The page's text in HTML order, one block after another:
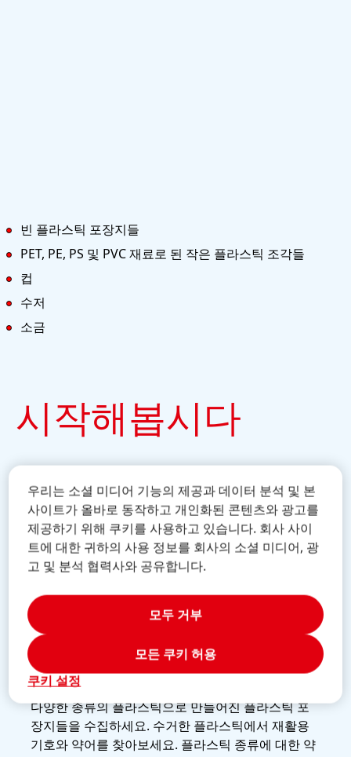
빈 플라스틱 포장지들
PET, PE, PS 및 PVC 재료로 된 작은 플라스틱 조각들
컵
수저
소금
시작해봅시다
플라스틱 포장 수집 및 식별
다양한 종류의 플라스틱으로 만들어진 플라스틱 포
장지들을 수집하세요. 수거한 플라스틱에서 재활용
기호와 약어를 찾아보세요. 플라스틱 종류에 대한 약
우리는 소셜 미디어 기능의 제공과 데이터 분석 및 본
사이트가 올바로 동작하고 개인화된 콘텐츠와 광고를
제공하기 위해 쿠키를 사용하고 있습니다. 회사 사이
트에 대한 귀하의 사용 정보를 회사의 소셜 미디어, 광
고 및 분석 협력사와 공유합니다.
쿠키 설정
모두 거부
모든 쿠키 허용